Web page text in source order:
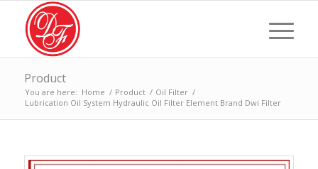
Product
You are here: Home / Product / Oil Filter /
Lubrication Oil System Hydraulic Oil Filter Element Brand Dwi Filter